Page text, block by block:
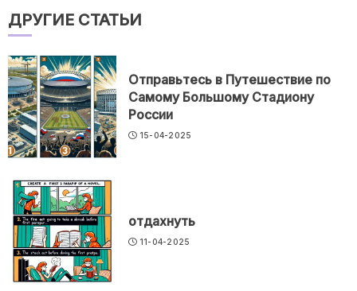
ДРУГИЕ СТАТЬИ
Отправьтесь в Путешествие по
Самому Большому Стадиону
России
15-04-2025
отдахнуть
11-04-2025